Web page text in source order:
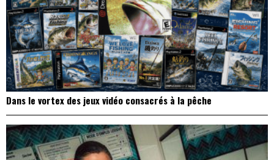
Dans le vortex des jeux vidéo consacrés à la pêche